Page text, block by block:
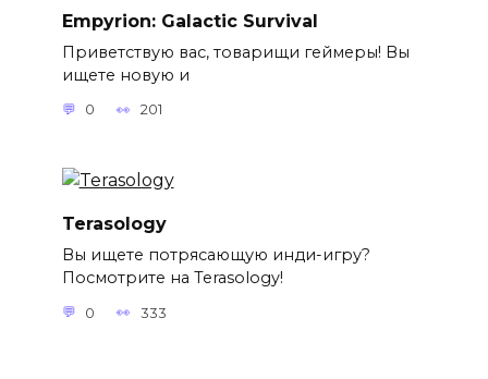
Empyrion: Galactic Survival
Приветствую вас, товарищи геймеры! Вы
ищете новую и
0 201
Terasology
Вы ищете потрясающую инди-игру?
Посмотрите на Terasology!
0 333